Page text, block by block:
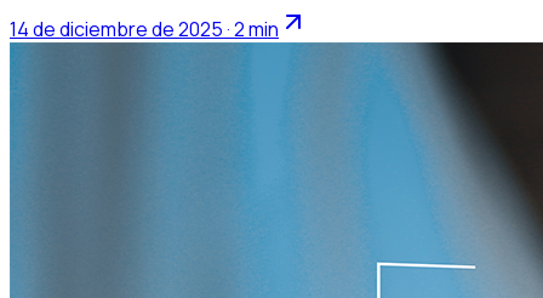
14 de diciembre de 2025 · 2 min